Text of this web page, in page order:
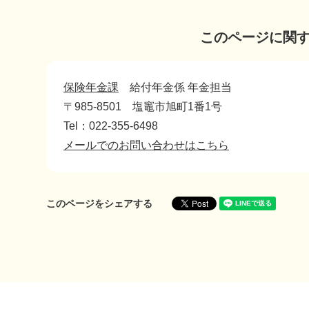
このページに関
保険年金課
給付年金係 年金担当
〒985-8501
塩竈市旭町1番1号
Tel：022-355-6498
メールでのお問い合わせはこちら
このページをシェアする